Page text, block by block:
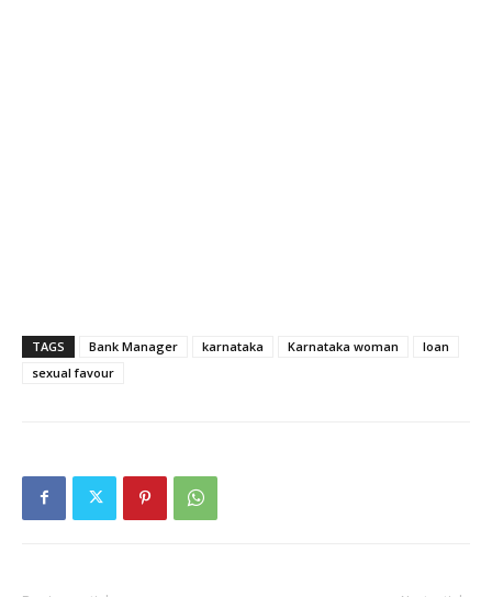
TAGS Bank Manager karnataka Karnataka woman
loan
sexual favour